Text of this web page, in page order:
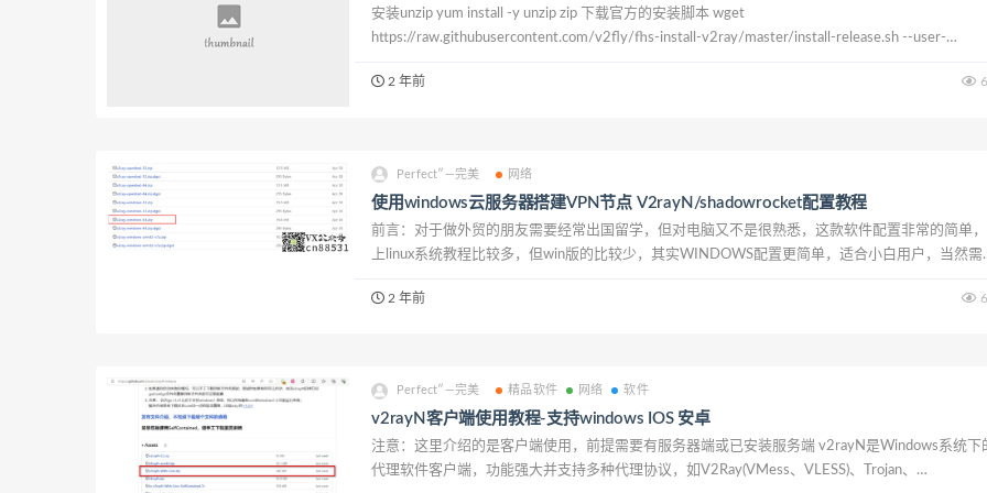
安装unzip yum install -y unzip zip 下载官方的安装脚本 wget
https://raw.githubusercontent.com/v2fly/fhs-install-v2ray/master/install-release.sh --user-
2 年前
Perfect″—完美 网络
使用windows云服务器搭建VPN节点 V2rayN/shadowrocket配置教程
前言：对于做外贸的朋友需要经常出国留学，但对电脑又不是很熟悉，这款软件配置非常的简单，
上linux系统教程比较多，但win版的比较少，其实WINDOWS配置更简单，适合小白用户，当然需
器配置 1.配置...
2 年前
Perfect″—完美 精品软件 网络 软件
v2rayN客户端使用教程-支持windows IOS 安卓
注意：这里介绍的是客户端使用，前提需要有服务器端或已安装服务端 v2rayN是Windows系统下
代理软件客户端，功能强大并支持多种代理协议，如V2Ray(VMess、VLESS)、Trojan、